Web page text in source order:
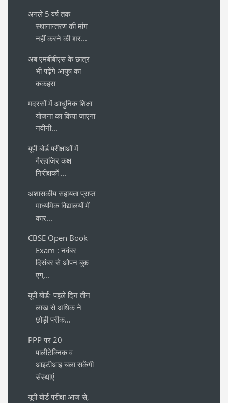
अगले 5 वर्ष तक
स्थानान्तरण की मांग
नहीं करने की शर...
अब एमबीबीएस के छात्र
भी पढ़ेंगे आयुष का
ककहरा
मदरसों में आधुनिक शिक्षा
योजना का किया जाएगा
नवीनी...
यूपी बोर्ड परीक्षाओं में
गैरहाजिर कक्ष
निरीक्षकों ...
अशासकीय सहायता प्राप्त
माध्यमिक विद्यालयों में
कार...
CBSE Open Book
Exam : नवंबर
दिसंबर से ओपन बुक
एग्...
यूपी बोर्डः पहले दिन तीन
लाख से अधिक ने
छोड़ी परीक...
PPP पर 20
पालीटेक्निक व
आइटीआइ चला सकेंगी
संस्थाएं
यूपी बोर्ड परीक्षा आज से,